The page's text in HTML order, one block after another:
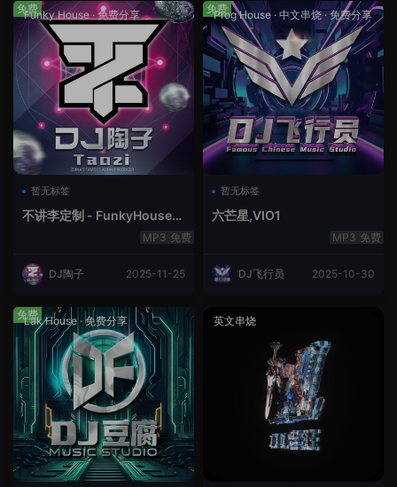
Funky House·免费分享
暂无标签
不讲李定制 - FunkyHouse全
免费
DJ陶子 2025-11-25
免费 Prog House · 中文串烧·免费分享
暂无标签
六芒星,VIO1
免费
DJ飞行员 2025-10-30
免费
Lak House · 免费分享
免费 英文串烧